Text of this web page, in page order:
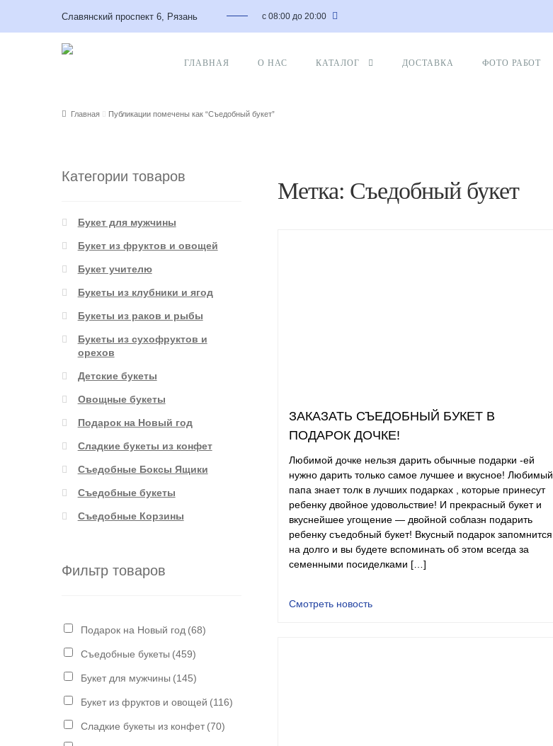
Славянский проспект 6, Рязань с 08:00 до 20:00
ГЛАВНАЯ О НАС КАТАЛОГ ДОСТАВКА ФОТО РАБОТ
Главная Публикации помечены как “Съедобный букет”
Метка: Съедобный букет
ЗАКАЗАТЬ СЪЕДОБНЫЙ БУКЕТ В
ПОДАРОК ДОЧКЕ!
Любимой дочке нельзя дарить обычные подарки -ей
нужно дарить только самое лучшее и вкусное! Любимый
папа знает толк в лучших подарках , которые принесут
ребенку двойное удовольствие! И прекрасный букет и
вкуснейшее угощение — двойной соблазн подарить
ребенку съедобный букет! Вкусный подарок запомнится
на долго и вы будете вспоминать об этом всегда за
семенными посиделками […]
Смотреть новость
Категории товаров
Букет для мужчины
Букет из фруктов и овощей
Букет учителю
Букеты из клубники и ягод
Букеты из раков и рыбы
Букеты из сухофруктов и
орехов
Детские букеты
Овощные букеты
Подарок на Новый год
Сладкие букеты из конфет
Съедобные Боксы Ящики
Съедобные букеты
Съедобные Корзины
Фильтр товаров
Подарок на Новый год (68)
Съедобные букеты (459)
Букет для мужчины (145)
Букет из фруктов и овощей (116)
Сладкие букеты из конфет (70)